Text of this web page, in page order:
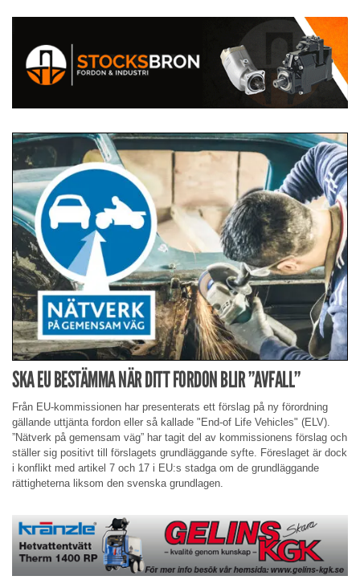
SKA EU BESTÄMMA NÄR DITT FORDON BLIR ”AVFALL”
Från EU-kommissionen har presenterats ett förslag på ny förordning
gällande uttjänta fordon eller så kallade "End-of Life Vehicles" (ELV).
”Nätverk på gemensam väg” har tagit del av kommissionens förslag och
ställer sig positivt till förslagets grundläggande syfte. Föreslaget är dock
i konflikt med artikel 7 och 17 i EU:s stadga om de grundläggande
rättigheterna liksom den svenska grundlagen.